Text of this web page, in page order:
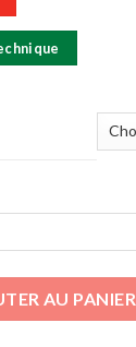
AU PANIER